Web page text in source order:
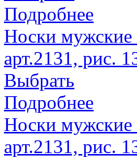
Подробнее
Носки мужские
арт.2131, рис.
Выбрать
Подробнее
Носки мужские
арт.2131, рис.